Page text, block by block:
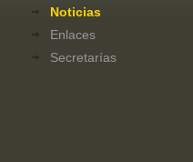
Noticias
Enlaces
Secretarías